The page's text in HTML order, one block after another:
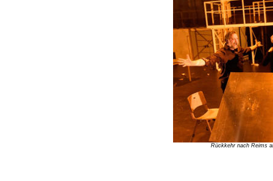
Rückkehr nach Reims